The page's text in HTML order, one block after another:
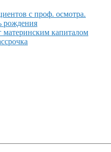
с проф. осмотра.
рождения
материнским капиталом